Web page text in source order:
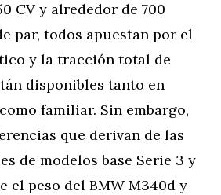
CV y alrededor de 700
par, todos apuestan por el
y la tracción total de
disponibles tanto en
familiar. Sin embargo,
que derivan de las
de modelos base Serie 3 y
el peso del BMW M340d y